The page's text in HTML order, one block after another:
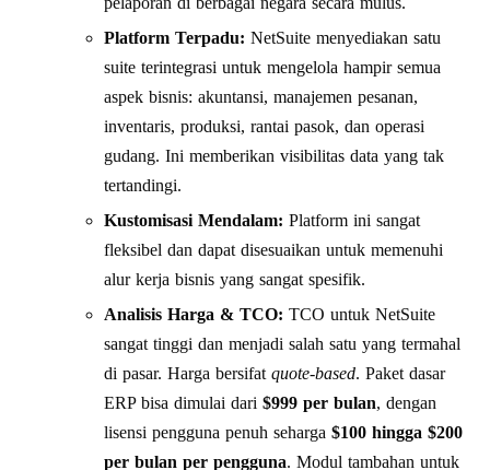
Platform Terpadu: NetSuite menyediakan satu
suite terintegrasi untuk mengelola hampir semua
aspek bisnis: akuntansi, manajemen pesanan,
inventaris, produksi, rantai pasok, dan operasi
gudang. Ini memberikan visibilitas data yang tak
tertandingi.
Kustomisasi Mendalam: Platform ini sangat
fleksibel dan dapat disesuaikan untuk memenuhi
alur kerja bisnis yang sangat spesifik.
Analisis Harga & TCO: TCO untuk NetSuite
sangat tinggi dan menjadi salah satu yang termahal
di pasar. Harga bersifat quote-based. Paket dasar
ERP bisa dimulai dari $999 per bulan, dengan
lisensi pengguna penuh seharga $100 hingga $200
per bulan per pengguna. Modul tambahan untuk